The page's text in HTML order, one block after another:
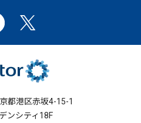
都港区赤坂4-15-1
ンシティ18F